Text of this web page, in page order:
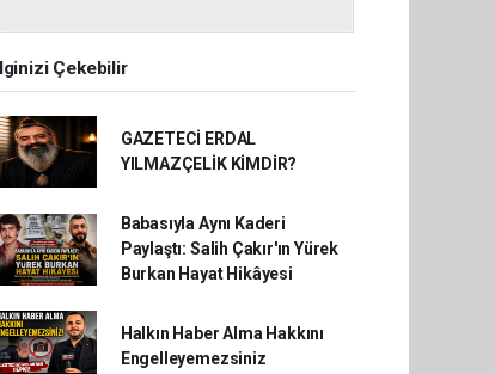
Çekebilir
GAZETECİ ERDAL
YILMAZÇELİK KİMDİR?
Babasıyla Aynı Kaderi
Paylaştı: Salih Çakır'ın Yürek
Burkan Hayat Hikâyesi
Halkın Haber Alma Hakkını
Engelleyemezsiniz